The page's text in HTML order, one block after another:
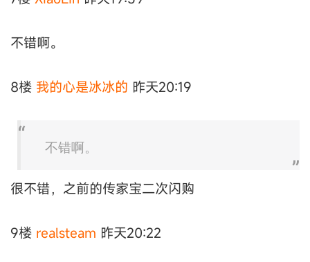
不错啊。
8楼 我的心是冰冰的 昨天20:19
不错啊。
很不错，之前的传家宝二次闪购
9楼 realsteam 昨天20:22